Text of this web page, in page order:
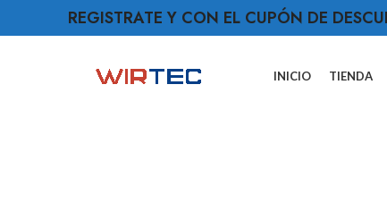
INICIO TIENDA
REGISTRATE Y CON EL CUPÓN DE